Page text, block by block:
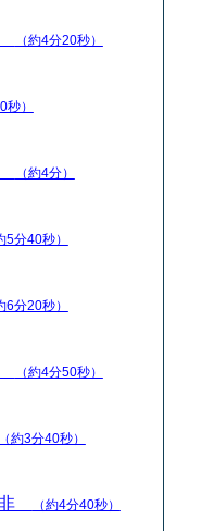
（約4分20秒）
秒）
（約4分）
5分40秒）
6分20秒）
（約4分50秒）
（約3分40秒）
非 （約4分40秒）